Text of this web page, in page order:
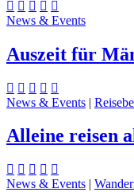
News & Events
Auszeit für
News & Events |
Alleine reisen
News & Events |